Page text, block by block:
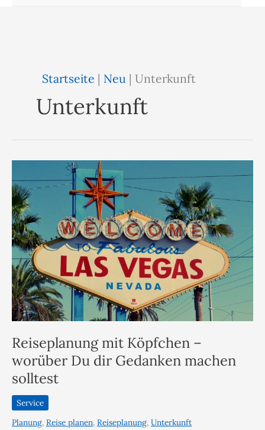
Startseite | Neu |Unterkunft
Unterkunft
Reiseplanung mit Köpfchen –
worüber Du dir Gedanken machen
solltest
Service
Planung, Reise planen, Reiseplanung, Unterkunft